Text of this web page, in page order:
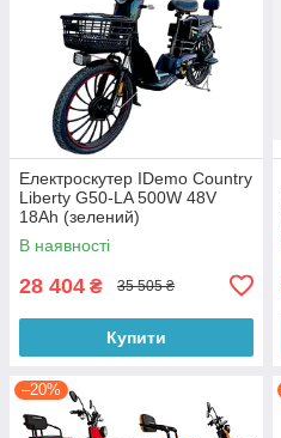
Електроскутер IDemo Country
Liberty G50-LA 500W 48V
18Ah (зелений)
В наявності
28 404 ₴ 35 505 ₴
Купити
–20%